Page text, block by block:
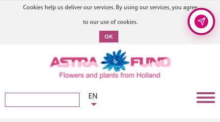
Cookies help us deliver our services. By using our services, you agree
to our use of cookies.
OK
EN